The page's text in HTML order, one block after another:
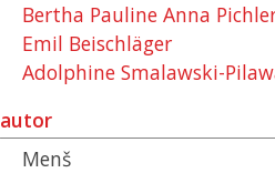
Bertha Pauline Anna
Emil Beischläger
Adolphine Smalawski-
autor
Menš